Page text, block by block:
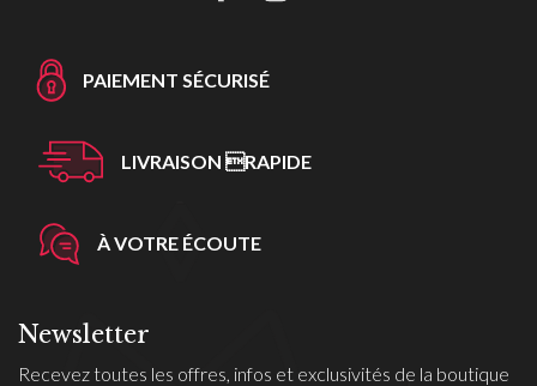
PAIEMENT SÉCURISÉ
LIVRAISON RAPIDE
À VOTRE ÉCOUTE
Newsletter
Recevez toutes les offres, infos et exclusivités de la boutique